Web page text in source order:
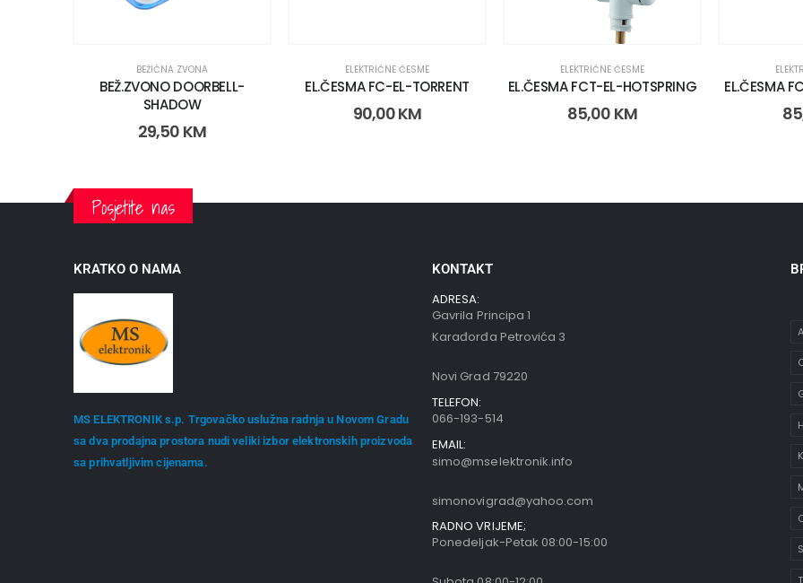
BEŽIČNA ZVONA
BEŽ.ZVONO DOORBELL-
SHADOW
29,50 KM
ELEKTRIČNE ČESME
EL.ČESMA FC-EL-TORRENT
90,00KM
ELEKTRIČNE ČESME
EL.ČESMA FCT-EL-HOTSPRING
85,00 KM
EL.ČESMA
Posjetite nas
KRATKO O NAMA
MS ELEKTRONIK s.p. Trgovačko uslužna radnja u Novom Gradu
sa dva prodajna prostora nudi veliki izbor elektronskih proizvoda
sa prihvatljivim cijenama.
KONTAKT
ADRESA:
Gavrila Principa 1
Karađorđa Petrovića 3
Novi Grad 79220
TELEFON:
066-193-514
EMAIL:
simo@mselektronik.info
simonovigrad@yahoo.com
RADNO VRIJEME;
Ponedeljak-Petak 08:00-15:00